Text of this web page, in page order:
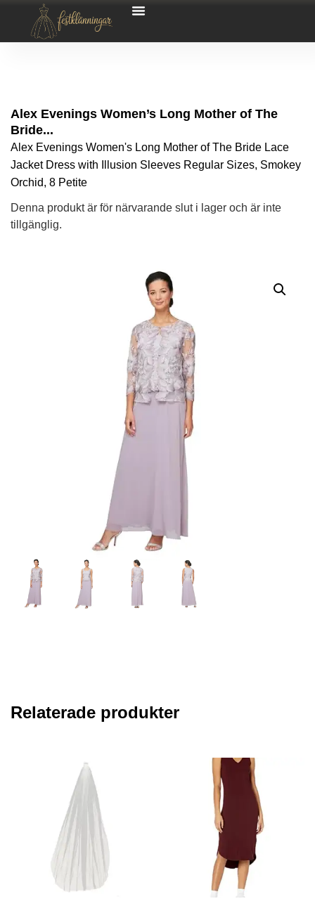
Alex Evenings Women’s Long Mother of The
Bride...
Alex Evenings Women's Long Mother of The Bride Lace
Jacket Dress with Illusion Sleeves Regular Sizes, Smokey
Orchid, 8 Petite
Denna produkt är för närvarande slut i lager och är inte
tillgänglig.
Relaterade produkter